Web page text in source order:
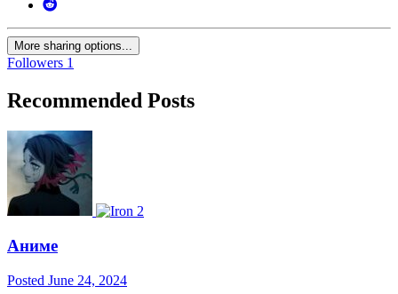
More sharing options...
Followers 1
Recommended Posts
Аниме
Posted June 24, 2024